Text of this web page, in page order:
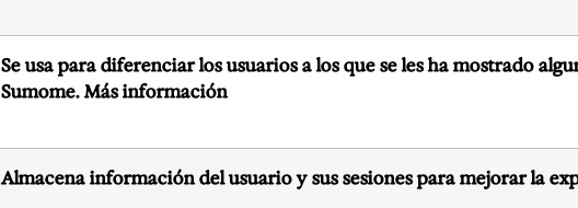
Se usa para diferenciar los usuarios a los que se les ha mostrado
Sumome. Más información
Almacena información del usuario y sus sesiones para mejorar la